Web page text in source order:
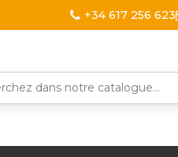
+34 617 256 623